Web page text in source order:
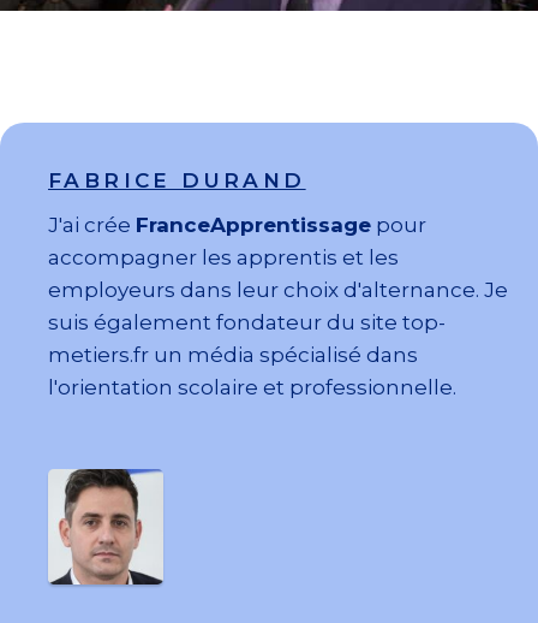
FABRICE DURAND
J'ai crée FranceApprentissage pour
accompagner les apprentis et les
employeurs dans leur choix d'alternance. Je
suis également fondateur du site top-
metiers.fr un média spécialisé dans
l'orientation scolaire et professionnelle.